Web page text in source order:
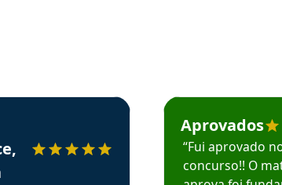
recomenda o Aprova Concursos em depoimento
Estudante Mário
Aprovados
“Fui aprovado
concurso!! O